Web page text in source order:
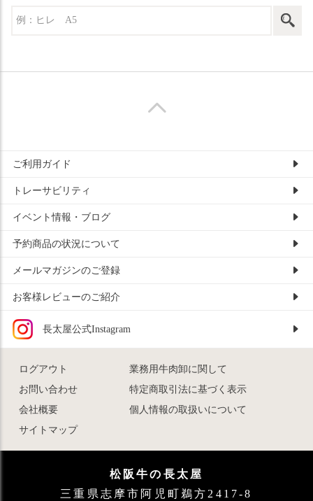
ご利用ガイド
トレーサビリティ
イベント情報・ブログ
予約商品の状況について
メールマガジンのご登録
お客様レビューのご紹介
長太屋公式Instagram
ログアウト
業務用牛肉卸に関して
お問い合わせ
特定商取引法に基づく表示
会社概要
個人情報の取扱いについて
サイトマップ
松阪牛の長太屋
三重県志摩市阿児町鵜方2417-8